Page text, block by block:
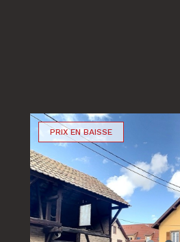
PRIX EN BAISSE